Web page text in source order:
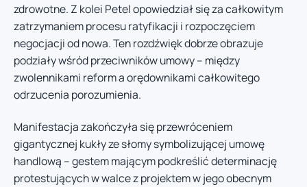
zdrowotne. Z kolei Petel opowiedział się za całkowitym
zatrzymaniem procesu ratyfikacji i rozpoczęciem
negocjacji od nowa. Ten rozdźwięk dobrze obrazuje
podziały wśród przeciwników umowy – między
zwolennikami reform a orędownikami całkowitego
odrzucenia porozumienia.
Manifestacja zakończyła się przewróceniem
gigantycznej kukły ze słomy symbolizującej umowę
handlową – gestem mającym podkreślić determinację
protestujących w walce z projektem w jego obecnym